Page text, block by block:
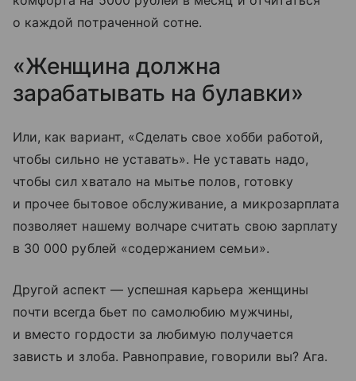
о каждой потраченной сотне.
«Женщина должна
зарабатывать на булавки»
Или, как вариант, «Сделать свое хобби работой,
чтобы сильно не уставать». Не уставать надо,
чтобы сил хватало на мытье полов, готовку
и прочее бытовое обслуживание, а микрозарплата
позволяет нашему волчаре считать свою зарплату
в 30 000 рублей «содержанием семьи».
Другой аспект — успешная карьера женщины
почти всегда бьет по самолюбию мужчины,
и вместо гордости за любимую получается
зависть и злоба. Равноправие, говорили вы? Ага.